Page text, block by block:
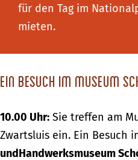
für den Tag im
mieten.
Ein Besuch im Museum
10.00 Uhr: Sie treffen am
Zwartsluis ein. Ein Besuch
undHandwerksmuseum